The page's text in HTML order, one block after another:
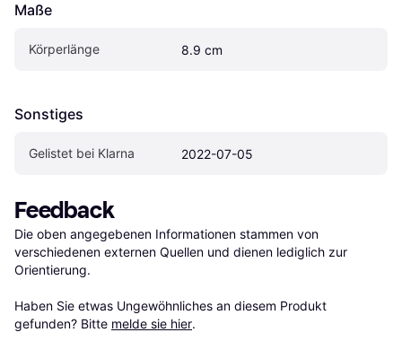
Maße
Körperlänge 8.9 cm
Sonstiges
Gelistet bei Klarna 2022-07-05
Feedback
Die oben angegebenen Informationen stammen von
verschiedenen externen Quellen und dienen lediglich zur
Orientierung.
Haben Sie etwas Ungewöhnliches an diesem Produkt
gefunden? Bitte melde sie hier.